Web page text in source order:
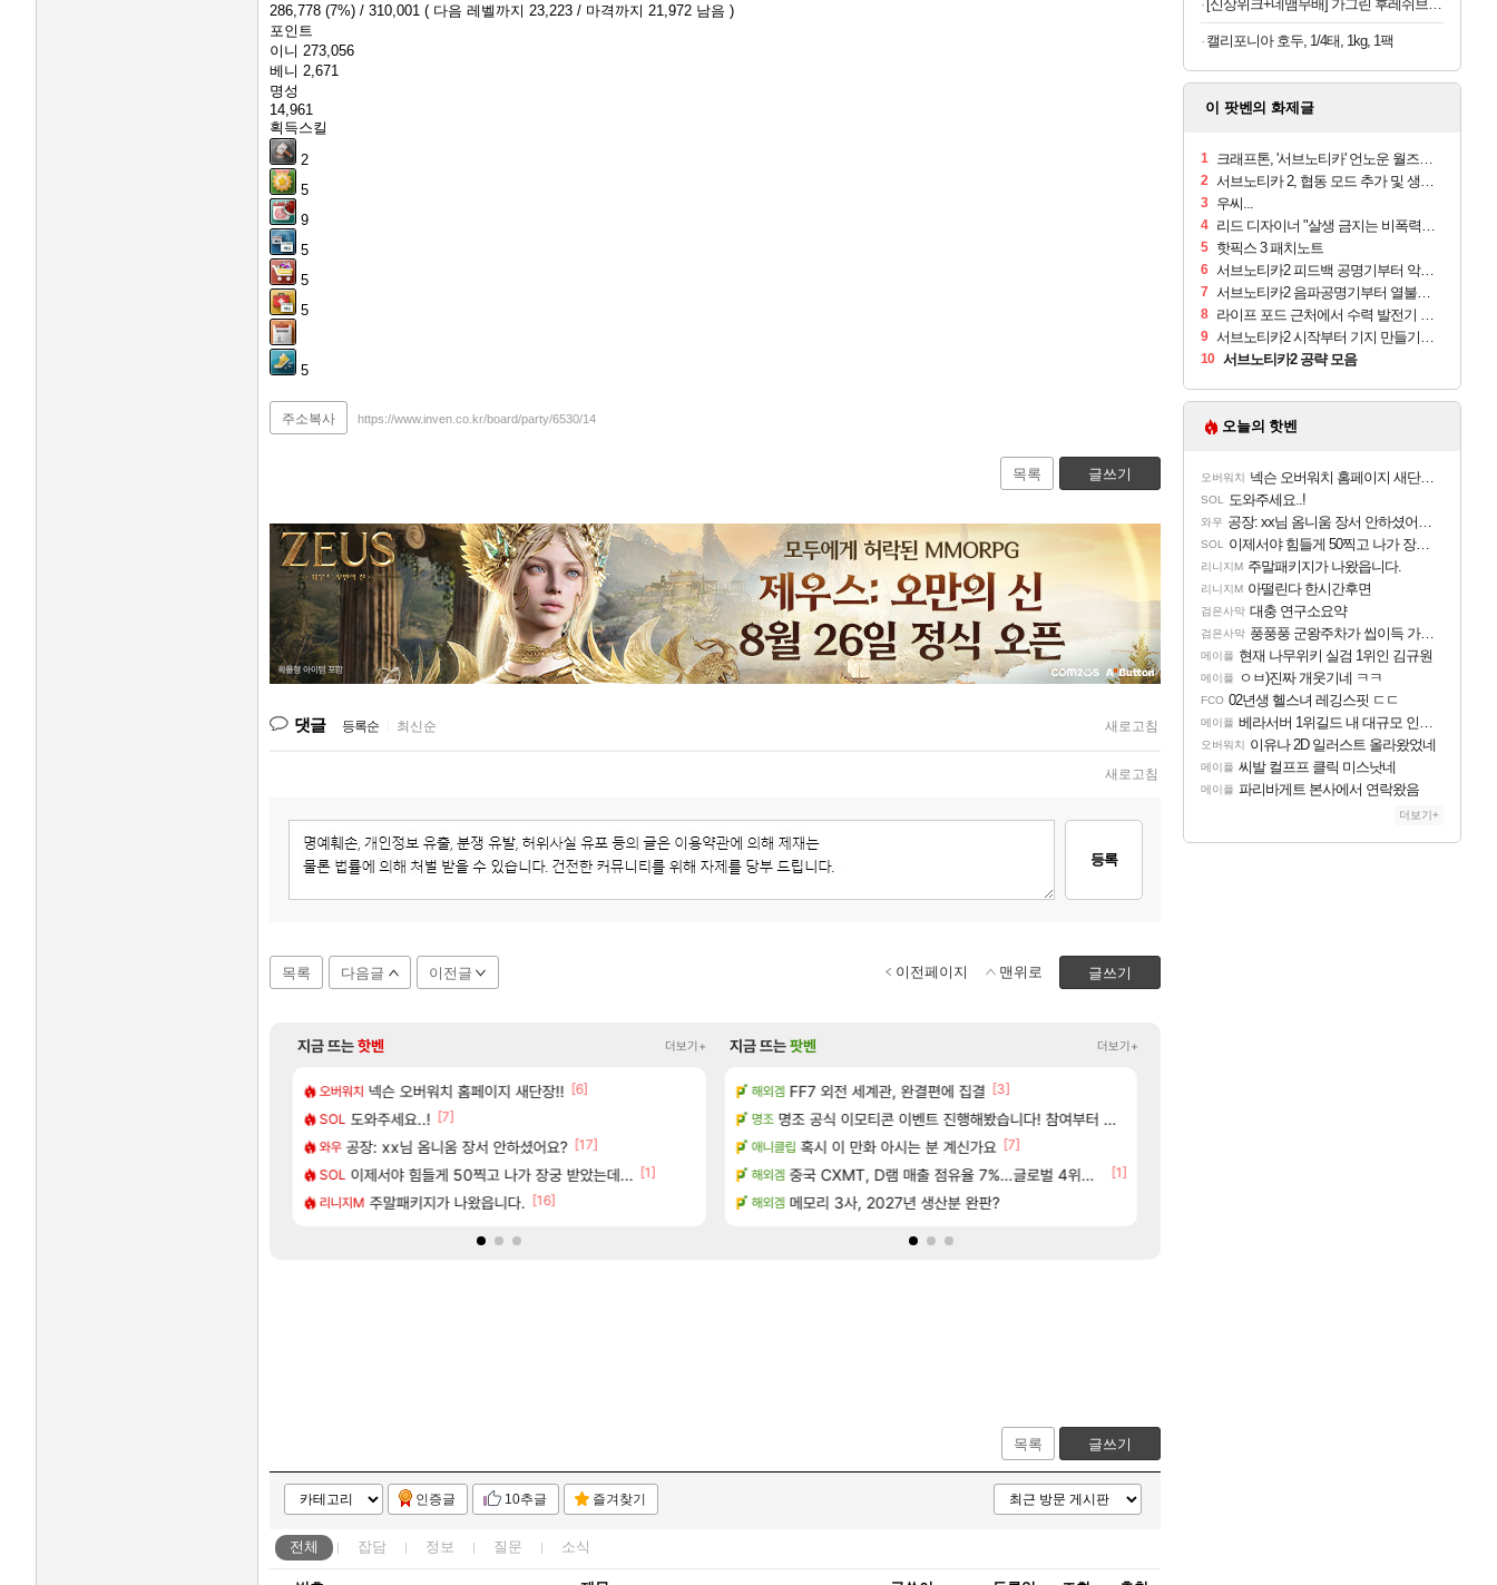
286,778 (7%) / 310,001 ( 다음 레벨까지 23,223 / 마격까지 21,972 남음 )
포인트
이니 273,056
베니 2,671
명성
14,961
획득스킬
2
5
9
5
5
5
5
주소복사 https://www.inven.co.kr/board/party/6530/14
목록 글쓰기
댓글 등록순 최신순 새로고침
새로고침
등록
목록 다음글 이전글 글쓰기
이전페이지 맨위로
지금 뜨는핫벤 더보기+
오버워치 넥슨 오버워치 홈페이지 새단장!! [6]
SOL 도와주세요..! [7]
와우 공장: xx님 옴니움 장서 안하셨어요? [17]
SOL 이제서야 힘들게 50찍고 나가 장궁 받았는데... [1]
리니지M 주말패키지가 나왔읍니다. [16]
리니지M 아떨린다 한시간후면 [16]
검은사막 대충 연구소요약 [5]
검은사막 풍풍풍 군왕주차가 씹이득 가성비라고 ????
메이플 현재 나무위키 실검 1위인 김규원 [84]
메이플 ㅇㅂ)진짜 개웃기네 ㅋㅋ [48]
지금 뜨는팟벤 더보기+
여행 [여행_국내] 남해 독일마을
[1]
비스트 모든 바우에라 업그레이드 아이템 획득 위치 공략 (89개)
아스오라 카가미하라 하루 성우 정보 및 주요 필모
GTA6 8월 28일 넷플릭스에서 예고편 공개 예정
비스트 모든 엘리트 골렘 위치 공략 (30개) - 방랑 결투가
해외겜 FF7 외전 세계관, 완결편에 집결 [3]
명조 명조 공식 이모티콘 이벤트 진행해봤습니다! 참여부터 추첨까지????
애니클립 혹시 이 만화 아시는 분 계신가요 [7]
해외겜 중국 CXMT, D램 매출 점유율 7%…글로벌 4위로 부상
[1]
해외겜 메모리 3사, 2027년 생산분 완판?
목록 글쓰기
인증글 10추글 즐겨찾기
전체 잡담 정보 질문 소식
[신상위크+네맴무배] 가그린 후레쉬브레스 치약 120g, 라임민트향, 5개
캘리포니아 호두, 1/4태, 1kg, 1팩
이 팟벤의 화제글
1 크래프톤, '서브노티카' 언노운 월즈 경영권 갈등 봉합
2 서브노티카 2, 협동 모드 추가 및 생존 경험 대폭 개선
3 우씨...
4 리드 디자이너 "살생 금지는 비폭력 메시지 같은게 아니다"
5 핫픽스 3 패치노트
6 서브노티카2 피드백 공명기부터 악숨시야까지
7 서브노티카2 음파공명기부터 열불내성까지
8 라이프 포드 근처에서 수력 발전기 사용하는 방법
9 서브노티카2 시작부터 기지 만들기까지
10 서브노티카2 공략 모음
오늘의 핫벤
오버워치 넥슨 오버워치 홈페이지 새단장!!
SOL 도와주세요..!
와우 공장: xx님 옴니움 장서 안하셨어요?
SOL 이제서야 힘들게 50찍고 나가 장궁 받았는데...
리니지M 주말패키지가 나왔읍니다.
리니지M 아떨린다 한시간후면
검은사막 대충 연구소요약
검은사막 풍풍풍 군왕주차가 씹이득 가성비라고 ????
메이플 현재 나무위키 실검 1위인 김규원
메이플 ㅇㅂ)진짜 개웃기네 ㅋㅋ
FCO 02년생 헬스녀 레깅스핏 ㄷㄷ
메이플 베라서버 1위길드 내 대규모 인원이탈종용 추정사건
오버워치 이유나 2D 일러스트 올라왔었네
메이플 씨발 컬프프 클릭 미스낫네
메이플 파리바게트 본사에서 연락왔음
더보기+